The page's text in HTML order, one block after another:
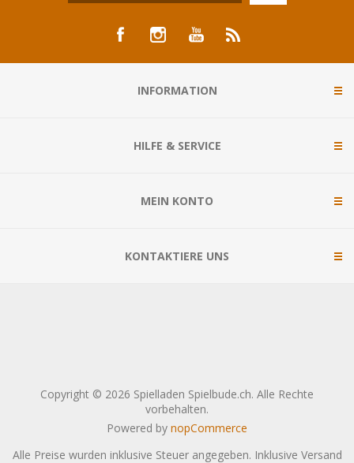
INFORMATION
HILFE & SERVICE
MEIN KONTO
KONTAKTIERE UNS
Copyright © 2026 Spielladen Spielbude.ch. Alle Rechte
vorbehalten.
Powered by nopCommerce
Alle Preise wurden inklusive Steuer angegeben. Inklusive Versand